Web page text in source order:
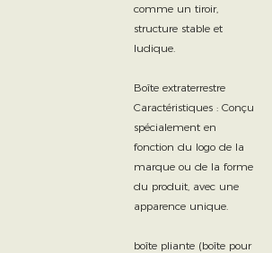
comme un tiroir,
structure stable et
ludique.
Boîte extraterrestre
Caractéristiques : Conçu
spécialement en
fonction du logo de la
marque ou de la forme
du produit, avec une
apparence unique.
boîte pliante (boîte pour